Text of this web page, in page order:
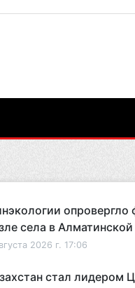
опровергло
села в
2026 г. 17:06
стал лидером